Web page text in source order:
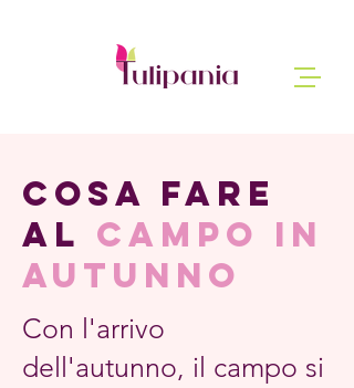
COSA FARE
AL CAMPO in
autunno
Con l'arrivo
dell'autunno, il campo si